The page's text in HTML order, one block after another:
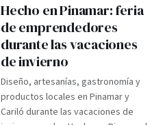
Hecho en Pinamar: feria
de emprendedores
durante las vacaciones
de invierno
Diseño, artesanías, gastronomía y
productos locales en Pinamar y
Cariló durante las vacaciones de